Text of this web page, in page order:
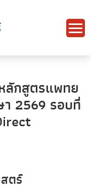
ลักสูตรแพทย
2569 รอบที่
ตร์